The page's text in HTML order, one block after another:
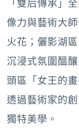
「雙后傳承」
像力與藝術大
火花；儷影湖
沉浸式氛圍醞
頭區「女王的
透過藝術家的
獨特美學。